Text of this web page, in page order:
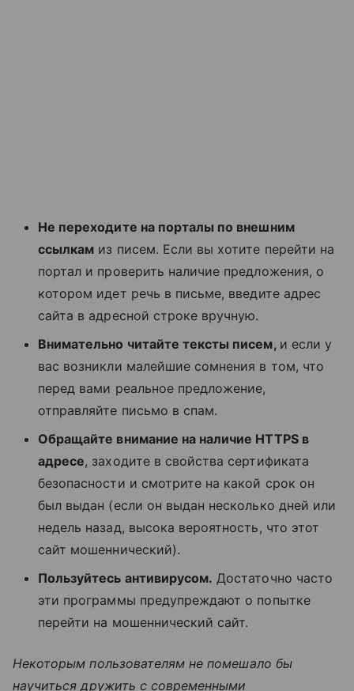
Не переходите на порталы по внешним
ссылкам из писем. Если вы хотите перейти на
портал и проверить наличие предложения, о
котором идет речь в письме, введите адрес
сайта в адресной строке вручную.
Внимательно читайте тексты писем, и если у
вас возникли малейшие сомнения в том, что
перед вами реальное предложение,
отправляйте письмо в спам.
Обращайте внимание на наличие HTTPS в
адресе, заходите в свойства сертификата
безопасности и смотрите на какой срок он
был выдан (если он выдан несколько дней или
недель назад, высока вероятность, что этот
сайт мошеннический).
Пользуйтесь антивирусом. Достаточно часто
эти программы предупреждают о попытке
перейти на мошеннический сайт.
Некоторым пользователям не помешало бы
научиться дружить с современными